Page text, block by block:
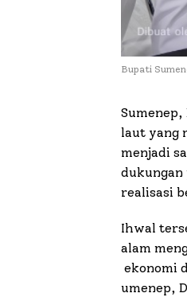
Bupati
laut yang
menjadi
dukungan
realisasi
Ihwal
alam
ekonomi
umenep,